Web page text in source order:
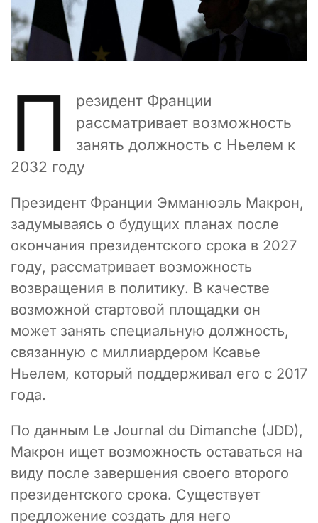
П
резидент Франции
рассматривает возможность
занять должность с Ньелем к
2032 году
Президент Франции Эмманюэль Макрон,
задумываясь о будущих планах после
окончания президентского срока в 2027
году, рассматривает возможность
возвращения в политику. В качестве
возможной стартовой площадки он
может занять специальную должность,
связанную с миллиардером Ксавье
Ньелем, который поддерживал его с 2017
года.
По данным Le Journal du Dimanche (JDD),
Макрон ищет возможность оставаться на
виду после завершения своего второго
президентского срока. Существует
предложение создать для него